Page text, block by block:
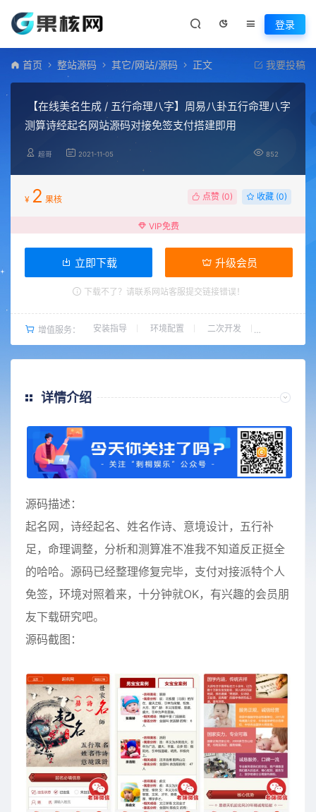
登录
首页 整站源码 其它/网站/源码 正文 我要投稿
【在线美名生成 / 五行命理八字】周易八卦五行命理八字
测算诗经起名网站源码对接免签支付搭建即用
超哥 2021-11-05 852
¥ 2 果核 点赞 (0) 收藏 (0)
VIP免费
立即下载 升级会员
下载不了？请联系网站客服提交链接错误！
增值服务： 安装指导 环境配置 二次开发
详情介绍
源码描述：
起名网，诗经起名、姓名作诗、意境设计，五行补
足，命理调整，分析和测算准不准我不知道反正挺全
的哈哈。源码已经整理修复完毕，支付对接派特个人
免签，环境对照着来，十分钟就OK，有兴趣的会员朋
友下载研究吧。
源码截图：